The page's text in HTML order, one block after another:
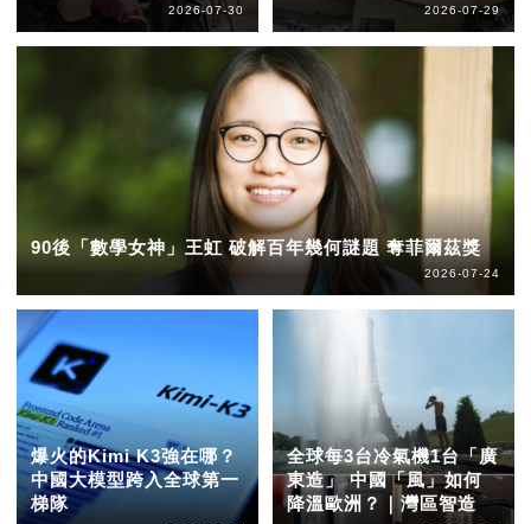
2026-07-30 2026-07-29
90後「數學女神」王虹 破解百年幾何謎題 奪菲爾茲獎
2026-07-24
爆火的Kimi K3強在哪？
中國大模型跨入全球第一
梯隊
全球每3台冷氣機1台「廣
東造」 中國「風」如何
降溫歐洲？｜灣區智造